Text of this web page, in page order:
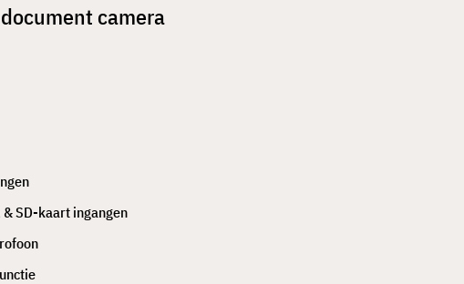
camera
& SD-kaart ingangen